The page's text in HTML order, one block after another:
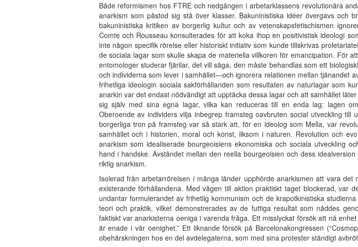
Både reformismen hos FTRE och nedgången i arbetarklassens revolutionära
anarkism som påstod sig stå över klasser. Bakuninistiska idéer övergavs och
bakuninistiska kritiken av borgerlig kultur och av vetenskapsfetischismen
Comte och Rousseau konsulterades för att koka ihop en positivistisk ideologi
inte någon specifik rörelse eller historiskt initiativ som kunde tillskrivas
de sociala lagar som skulle skapa de materiella villkoren för emancipation. För
entomologer studerar fjärilar, det vill säga, den måste behandlas som ett
och individerna som lever i samhället—och ignorera relationen mellan tjänandet
frihetliga ideologin sociala sakförhållanden som resultaten av naturlagar som
anarkin var det endast nödvändigt att upptäcka dessa lagar och att samhället
sig själv med sina egna lagar, vilka kan reduceras till en enda lag: lagen
Oberoende av individers vilja inbegrep framsteg oavbruten social utveckling
borgerliga tron på framsteg var så stark att, för en ideolog som Mella, var
samhället och i historien, moral och konst, liksom i naturen. Revolution och
anarkism som idealiserade bourgeoisiens ekonomiska och sociala utveckling
hand i handske. Avståndet mellan den reella bourgeoisien och dess
riktig anarkism.
Isolerad från arbetarrörelsen i många länder upphörde anarkismen att vara
existerande förhållandena. Med vägen till aktion praktiskt taget blockerad, var
undantar formulerandet av frihetlig kommunism och de krapotkinistiska
teori och praktik, vilket demonstrerades av de futtiga resultat som nåddes
faktiskt var anarkisterna oeniga i varenda fråga. Ett misslyckat försök att nå
är enade i vår oenighet.” Ett liknande försök på Barcelonakongressen
obehärskningen hos en del avdelegaterna, som med sina protester ständigt